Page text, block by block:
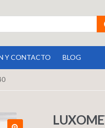
Y CONTACTO BLOG